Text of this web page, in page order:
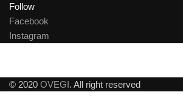
Follow
Facebook
Instagram
© 2020 OVEGI. All right reserved